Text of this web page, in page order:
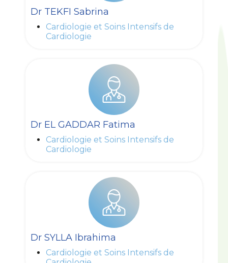
Dr TEKFI Sabrina
Cardiologie et Soins Intensifs de
Cardiologie
Dr EL GADDAR Fatima
Cardiologie et Soins Intensifs de
Cardiologie
Dr SYLLA Ibrahima
Cardiologie et Soins Intensifs de